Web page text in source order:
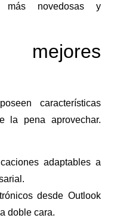
más novedosas y
características
la pena aprovechar.
adaptables a
desde Outlook
doble cara.